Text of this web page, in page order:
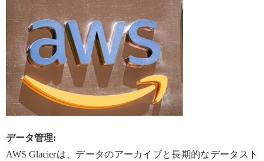
データ管理:
AWS Glacierは、データのアーカイブと長期的なデータスト